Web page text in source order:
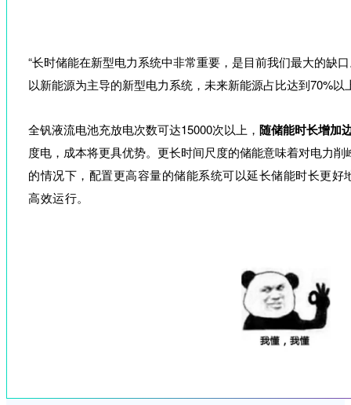
“长时储能在新型电力系统中非常重要，是目前我们最大的缺
以新能源为主导的新型电力系统，未来新能源占比达到70%
全钒液流电池充放电次数可达15000次以上， 随储能时长增加
度电，成本将更具优势。更长时间尺度的储能意味着对电力削
的情况下，配置更高容量的储能系统可以延长储能时长更
高效运行。